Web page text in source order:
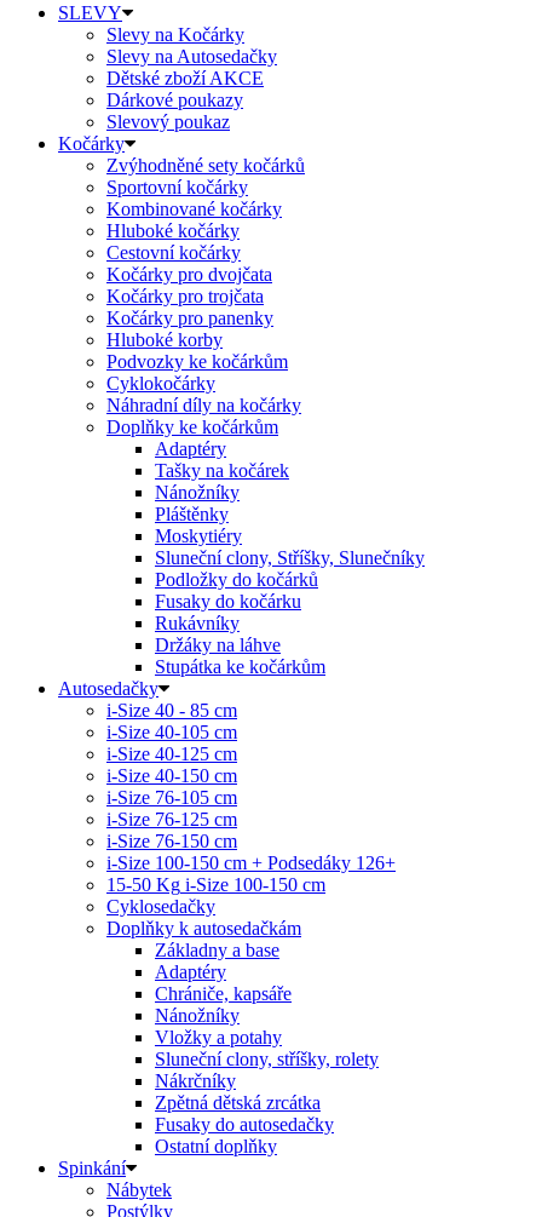
SLEVY
Slevy na Kočárky
Slevy na Autosedačky
Dětské zboží AKCE
Dárkové poukazy
Slevový poukaz
Kočárky
Zvýhodněné sety kočárků
Sportovní kočárky
Kombinované kočárky
Hluboké kočárky
Cestovní kočárky
Kočárky pro dvojčata
Kočárky pro trojčata
Kočárky pro panenky
Hluboké korby
Podvozky ke kočárkům
Cyklokočárky
Náhradní díly na kočárky
Doplňky ke kočárkům
Adaptéry
Tašky na kočárek
Nánožníky
Pláštěnky
Moskytiéry
Sluneční clony, Stříšky, Slunečníky
Podložky do kočárků
Fusaky do kočárku
Rukávníky
Držáky na láhve
Stupátka ke kočárkům
Autosedačky
i-Size 40 - 85 cm
i-Size 40-105 cm
i-Size 40-125 cm
i-Size 40-150 cm
i-Size 76-105 cm
i-Size 76-125 cm
i-Size 76-150 cm
i-Size 100-150 cm + Podsedáky 126+
15-50 Kg i-Size 100-150 cm
Cyklosedačky
Doplňky k autosedačkám
Základny a base
Adaptéry
Chrániče, kapsáře
Nánožníky
Vložky a potahy
Sluneční clony, stříšky, rolety
Nákrčníky
Zpětná dětská zrcátka
Fusaky do autosedačky
Ostatní doplňky
Spinkání
Nábytek
Postýlky